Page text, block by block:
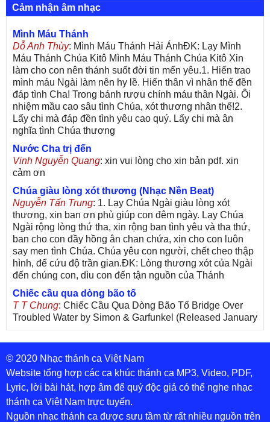
Cảm nhận âm nhạc
Mình Máu Thánh
Dỗ Anh Thùy: Mình Máu Thánh Hải ÁnhĐK: Lạy Mình
Máu Thánh Chúa Kitô Mình Máu Thánh Chúa Kitô Xin
làm cho con nên thánh suốt đời tin mến yêu.1. Hiến trao
mình máu Ngài làm nên hy lề. Hiến thân vì nhân thế đền
đáp tình Cha! Trong bánh rượu chính máu thân Ngài. Ôi
nhiệm mầu cao sâu tình Chúa, xót thương nhân thế!2.
Lấy chi mà đáp đền tình yêu cao quý. Lấy chi mà ân
nghĩa tình Chúa thương
Nước Cha trị đến
Vinh Nguyễn Quang: xin vui lòng cho xin bản pdf. xin
cảm ơn
Chúa giàu lòng xót thương (Nhạc Nền Beat)
Nguyễn Tấn Trung: 1. Lạy Chúa Ngài giàu lòng xót
thương, xin ban ơn phù giúp con đêm ngày. Lạy Chúa
Ngài rộng lòng thứ tha, xin rộng ban tình yêu và tha thứ,
ban cho con đầy hồng ân chan chứa, xin cho con luôn
say men tình Chúa. Chúa yêu con người, chết cheo thập
hình, để cứu độ trần gian.ĐK: Lòng thương xót của Ngài
đến chúng con, dìu con đến tận nguồn của Thánh
Chiếc cầu qua dòng bão tố
T T Chung: Chiếc Cầu Qua Dòng Bão Tố Bridge Over
Troubled Water by Simon & Garfunkel (Released January
26, 1970) Lời Việt: Nhạc Sĩ Vũ Đức Nghiêm Trình Bày:
Chung Tử Lưu
De Colores! (Lời Việt)
Son Vu: Bài hát có lời chưa.Cám ơn
Bài ca dâng Mẹ
thuc : xin lòi bài hat ,bai ca dang me.gia ân
Theo gương Mẹ, con lên đường
© 2020 Nhạc thánh ca Việt Nam
Website tổng hợp các ca khúc thánh ca MP3, Video, PDF,
Lyric, lời bài hát, hợp âm để quý độc giả có thể nghe nhạc
thánh ca Việt Nam trực tuyến.
Nguồn nhạc thánh ca được sưu tầm từ rất nhiều nguồn trên